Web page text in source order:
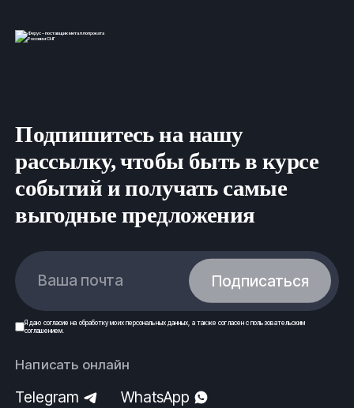
Подпишитесь на нашу
рассылку, чтобы быть в курсе
событий и получать самые
выгодные предложения
Ваша почта Подписаться
Я даю согласие на обработку моих персональных данных , а также согласен спользовательским
соглашением.
Написать онлайн
Telegram
WhatsApp